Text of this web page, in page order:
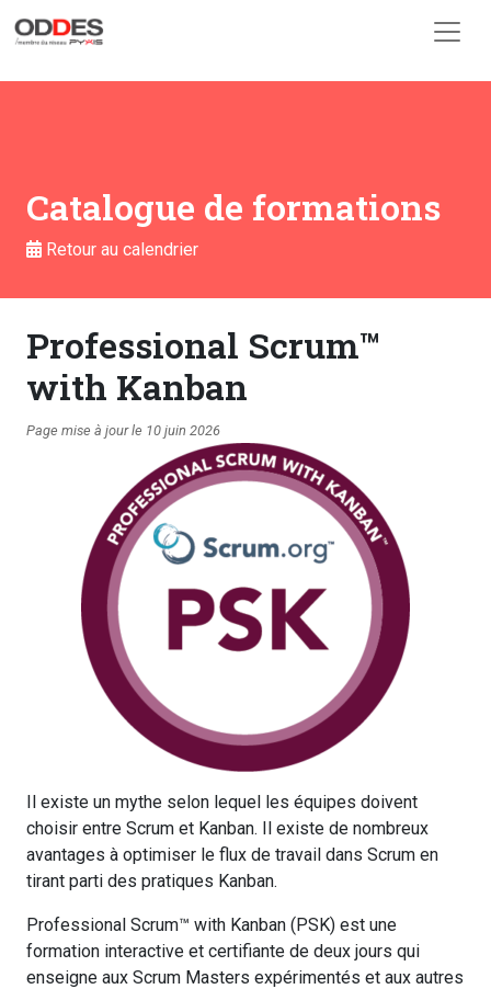
Catalogue de formations
Retour au calendrier
Professional Scrum™️
with Kanban
Page mise à jour le 10 juin 2026
Il existe un mythe selon lequel les équipes doivent
choisir entre Scrum et Kanban. Il existe de nombreux
avantages à optimiser le flux de travail dans Scrum en
tirant parti des pratiques Kanban.
Professional Scrum™ with Kanban (PSK) est une
formation interactive et certifiante de deux jours qui
enseigne aux Scrum Masters expérimentés et aux autres